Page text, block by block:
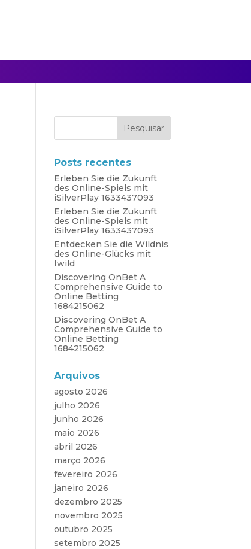
Posts recentes
Erleben Sie die Zukunft
des Online-Spiels mit
iSilverPlay 1633437093
Erleben Sie die Zukunft
des Online-Spiels mit
iSilverPlay 1633437093
Entdecken Sie die Wildnis
des Online-Glücks mit
Iwild
Discovering OnBet A
Comprehensive Guide to
Online Betting
1684215062
Discovering OnBet A
Comprehensive Guide to
Online Betting
1684215062
Arquivos
agosto 2026
julho 2026
junho 2026
maio 2026
abril 2026
março 2026
fevereiro 2026
janeiro 2026
dezembro 2025
novembro 2025
outubro 2025
setembro 2025